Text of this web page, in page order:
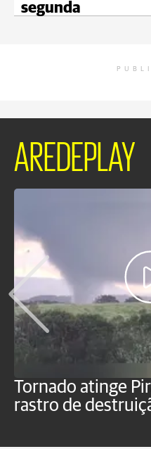
segunda
AREDEPLAY
Tornado atinge
rastro de